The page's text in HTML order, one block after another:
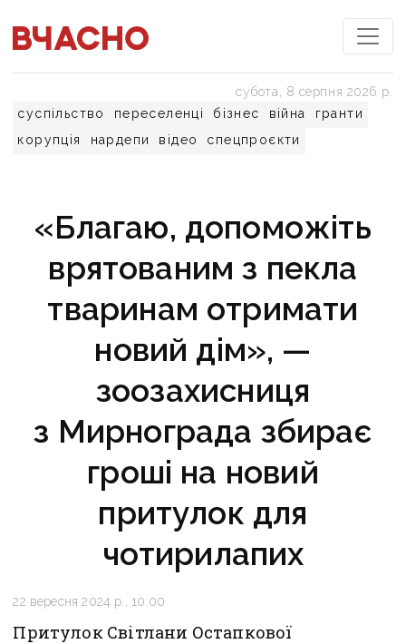
суспільство переселенці бізнес війна
гранти
корупція
нардепи відео спецпроєкти
субота, 8 серпня 2026 р.
«Благаю, допоможіть
врятованим з пекла
тваринам отримати
новий дім», —
зоозахисниця
з Мирнограда збирає
гроші на новий
притулок для
чотирилапих
22 вересня 2024 р., 10:00
Притулок Світлани Остапкової